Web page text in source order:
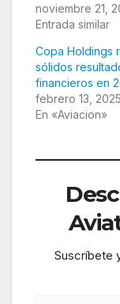
noviembre 21,
Entrada similar
Copa Holdings
sólidos
financieros en
febrero 13, 2025
En «Aviacion»
Suscríbete